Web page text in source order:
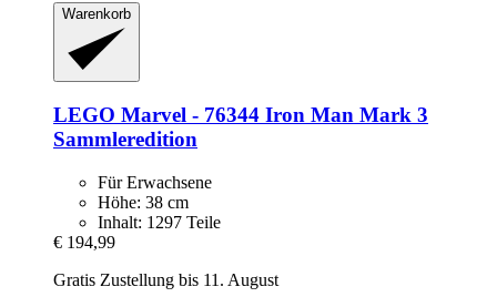
Warenkorb
LEGO Marvel -​ 76344 Iron Man Mark 3
Sammleredition
Für Erwachsene
Höhe: 38 cm
Inhalt: 1297 Teile
€ 194,99
Gratis Zustellung bis 11. August